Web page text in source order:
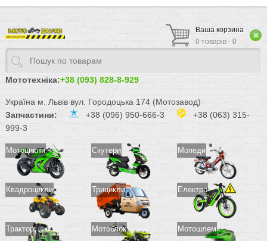
Ваша корзина
0 товарів - 0
Мототехніка:+38 (093) 828-8-929
Україна м. Львів вул. Городоцька 174 (Мотозавод)
Запчастини:
+38 (096) 950-666-3
+38 (063) 315-
999-3
Мотоцикли Скутери Мопеди
Квадроцикли Трицикли Електро
Трактор Мотоблок Мотошлем